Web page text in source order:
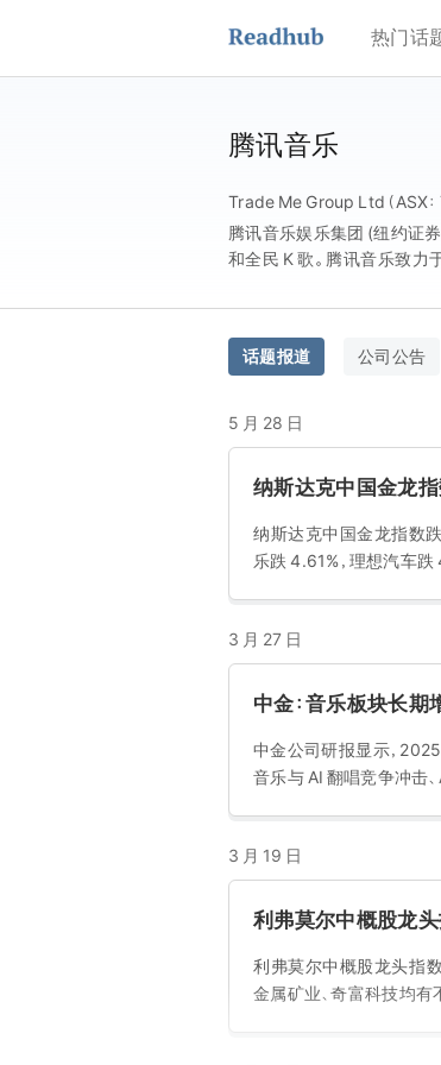
热门话
腾讯音乐
Trade Me Group Ltd（ASX：
腾讯音乐娱乐集团 (纽约证
和全民 K 歌。腾讯音乐致力
话题报道 公司公告
5 月 28 日
纳斯达克中国金龙
纳斯达克中国金龙指数
乐跌 4.61%，理想汽车跌
3 月 27 日
中金：音乐板块长期
中金公司研报显示，
音乐与 AI 翻唱竞争冲击
3 月 19 日
利弗莫尔中概股龙
利弗莫尔中概股龙头指
金属矿业、奇富科技均有